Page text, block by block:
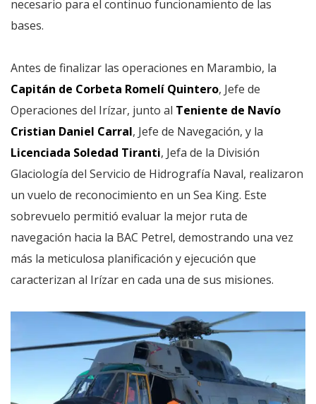
necesario para el continuo funcionamiento de las
bases.
Antes de finalizar las operaciones en Marambio, la
Capitán de Corbeta Romelí Quintero, Jefe de
Operaciones del Irízar, junto al Teniente de Navío
Cristian Daniel Carral, Jefe de Navegación, y la
Licenciada Soledad Tiranti, Jefa de la División
Glaciología del Servicio de Hidrografía Naval, realizaron
un vuelo de reconocimiento en un Sea King. Este
sobrevuelo permitió evaluar la mejor ruta de
navegación hacia la BAC Petrel, demostrando una vez
más la meticulosa planificación y ejecución que
caracterizan al Irízar en cada una de sus misiones.